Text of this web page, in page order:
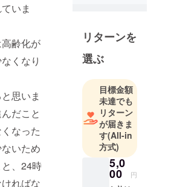
いま
齢化が
くなり
思いま
だこと
なった
いため
、24時
ればな
リターンを
選ぶ
目標金額
未達でも
リターン
が届きま
す(All-in
方式)
5,0
00 円